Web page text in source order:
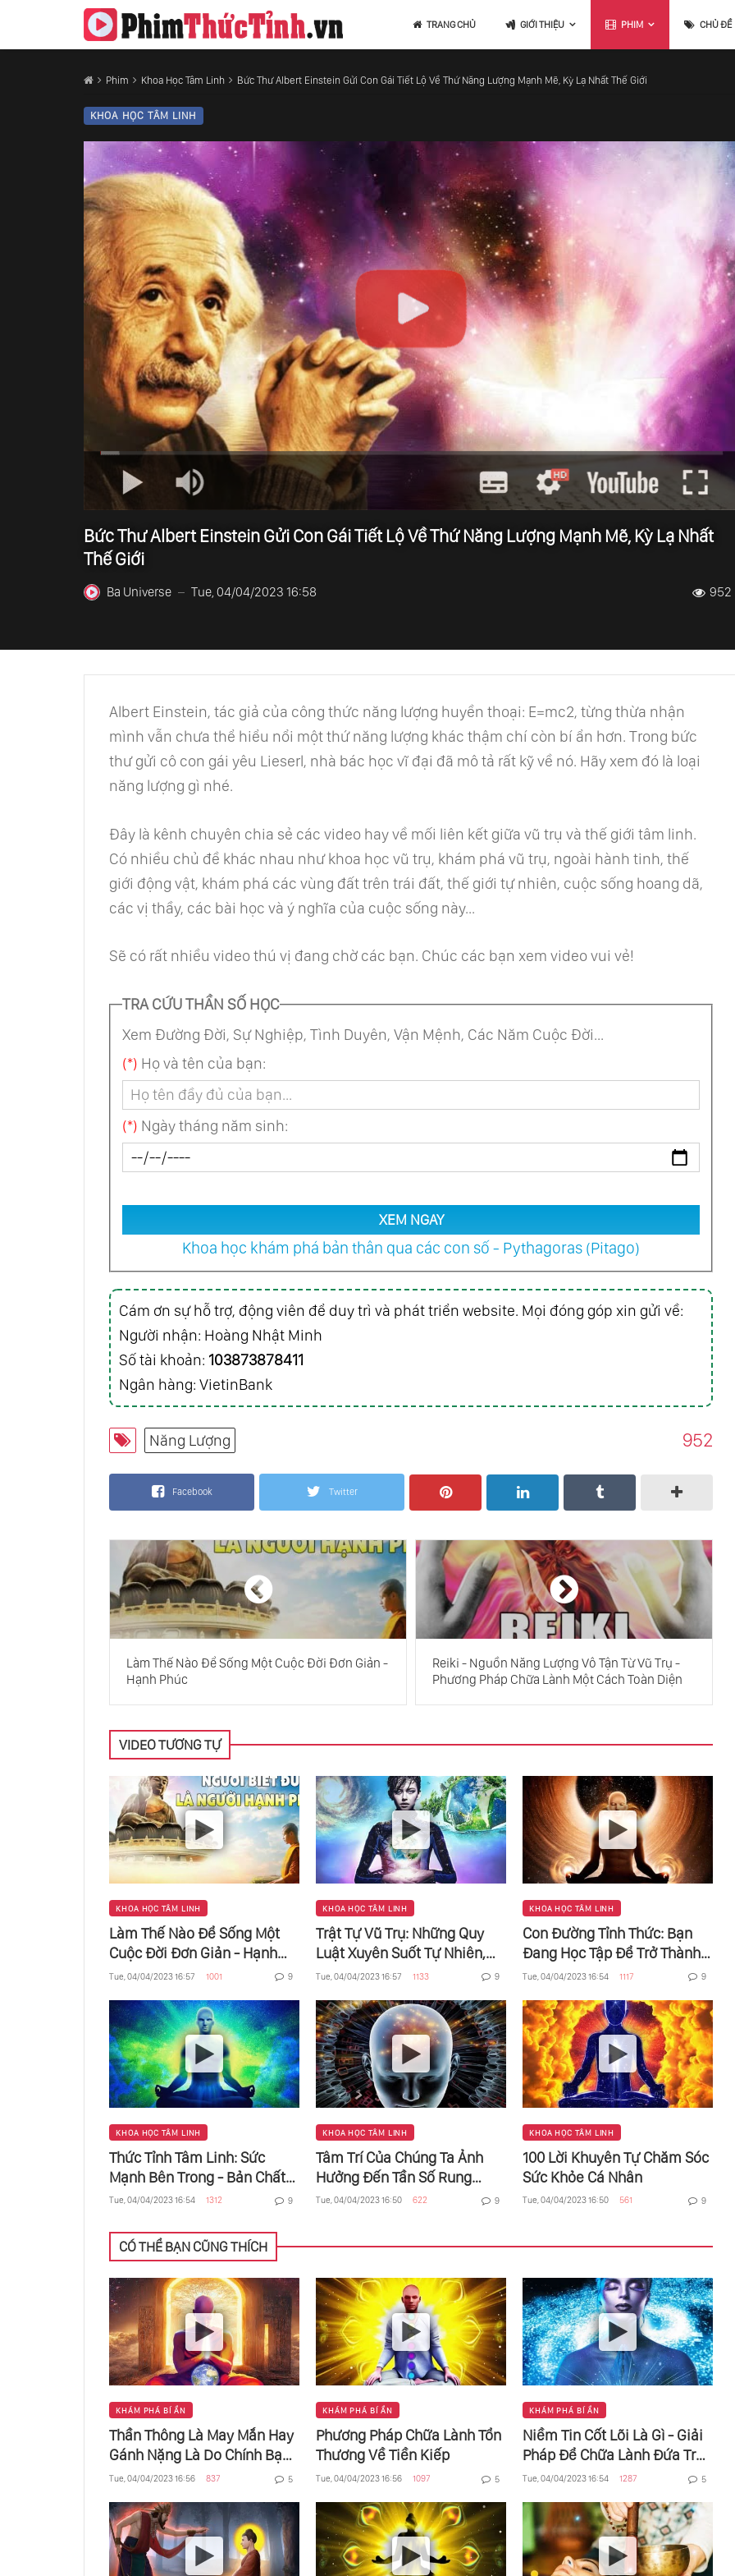
TRANG CHỦ GIỚI THIỆU PHIM CHỦ ĐỀ
Phim Khoa Học Tâm Linh Bức Thư Albert Einstein Gửi Con Gái Tiết Lộ Về Thứ Năng Lượng Mạnh Mẽ, Kỳ Lạ Nhất Thế Giới
KHOA HỌC TÂM LINH
Bức Thư Albert Einstein Gửi Con Gái Tiết Lộ Về Thứ Năng Lượng Mạnh Mẽ, Kỳ Lạ Nhất
Thế Giới
Ba Universe — Tue, 04/04/2023 16:58 952
Albert Einstein, tác giả của công thức năng lượng huyền thoại: E=mc2, từng thừa nhận
mình vẫn chưa thể hiểu nổi một thứ năng lượng khác thậm chí còn bí ẩn hơn. Trong bức
thư gửi cô con gái yêu Lieserl, nhà bác học vĩ đại đã mô tả rất kỹ về nó. Hãy xem đó là loại
năng lượng gì nhé.
Đây là kênh chuyên chia sẻ các video hay về mối liên kết giữa vũ trụ và thế giới tâm linh.
Có nhiều chủ đề khác nhau như khoa học vũ trụ, khám phá vũ trụ, ngoài hành tinh, thế
giới động vật, khám phá các vùng đất trên trái đất, thế giới tự nhiên, cuộc sống hoang dã,
các vị thầy, các bài học và ý nghĩa của cuộc sống này...
Sẽ có rất nhiều video thú vị đang chờ các bạn. Chúc các bạn xem video vui vẻ!
TRA CỨU THẦN SỐ HỌC
Xem Đường Đời, Sự Nghiệp, Tình Duyên, Vận Mệnh, Các Năm Cuộc Đời...
(*) Họ và tên của bạn:
(*) Ngày tháng năm sinh:
XEM NGAY
Khoa học khám phá bản thân qua các con số - Pythagoras (Pitago)
Cám ơn sự hỗ trợ, động viên để duy trì và phát triển website. Mọi đóng góp xin gửi về:
Người nhận: Hoàng Nhật Minh
Số tài khoản: 103873878411
Ngân hàng: VietinBank
Năng Lượng 952
Facebook Twitter
Làm Thế Nào Để Sống Một Cuộc Đời Đơn Giản -
Hạnh Phúc
Reiki - Nguồn Năng Lượng Vô Tận Từ Vũ Trụ -
Phương Pháp Chữa Lành Một Cách Toàn Diện
VIDEO TƯƠNG TỰ
KHOA HỌC TÂM LINH
Làm Thế Nào Để Sống Một
Cuộc Đời Đơn Giản - Hạnh
Phúc
Tue, 04/04/2023 16:57 1001 9
KHOA HỌC TÂM LINH
Trật Tự Vũ Trụ: Những Quy
Luật Xuyên Suốt Tự Nhiên,
Con Người, Tâm Linh Và Xã
Tue, 04/04/2023 16:57 1133 9
KHOA HỌC TÂM LINH
Con Đường Tỉnh Thức: Bạn
Đang Học Tập Để Trở Thành
Chính Mình
Tue, 04/04/2023 16:54 1117 9
KHOA HỌC TÂM LINH
Thức Tỉnh Tâm Linh: Sức
Mạnh Bên Trong - Bản Chất
Của Nhận Thức Linh Hồn
Tue, 04/04/2023 16:54 1312 9
KHOA HỌC TÂM LINH
Tâm Trí Của Chúng Ta Ảnh
Hưởng Đến Tần Số Rung
Động Như Thế Nào - Tăng
Tue, 04/04/2023 16:50 622 9
KHOA HỌC TÂM LINH
100 Lời Khuyên Tự Chăm Sóc
Sức Khỏe Cá Nhân
Tue, 04/04/2023 16:50 561 9
CÓ THỂ BẠN CŨNG THÍCH
KHÁM PHÁ BÍ ẨN
Thần Thông Là May Mắn Hay
Gánh Nặng Là Do Chính Bạn
Chọn Lựa
Tue, 04/04/2023 16:56 837 5
KHÁM PHÁ BÍ ẨN
Phương Pháp Chữa Lành Tổn
Thương Về Tiền Kiếp
Tue, 04/04/2023 16:56 1097 5
KHÁM PHÁ BÍ ẨN
Niềm Tin Cốt Lõi Là Gì - Giải
Pháp Để Chữa Lành Đứa Trẻ
Bên Trong Chúng Ta
Tue, 04/04/2023 16:54 1287 5